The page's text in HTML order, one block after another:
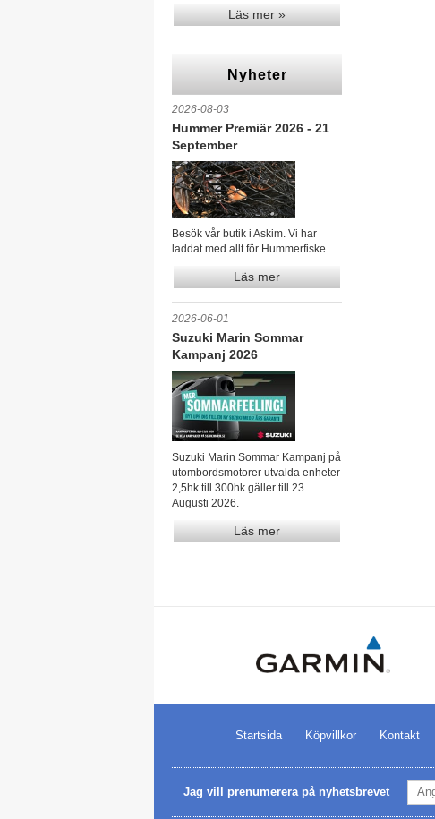
Läs mer »
Nyheter
2026-08-03
Hummer Premiär 2026 - 21
September
Besök vår butik i Askim. Vi har
laddat med allt för Hummerfiske.
Läs mer
2026-06-01
Suzuki Marin Sommar
Kampanj 2026
Suzuki Marin Sommar Kampanj på
utombordsmotorer utvalda enheter
2,5hk till 300hk gäller till 23
Augusti 2026.
Läs mer
Startsida Köpvillkor Kontakt
Jag vill prenumerera på nyhetsbrevet